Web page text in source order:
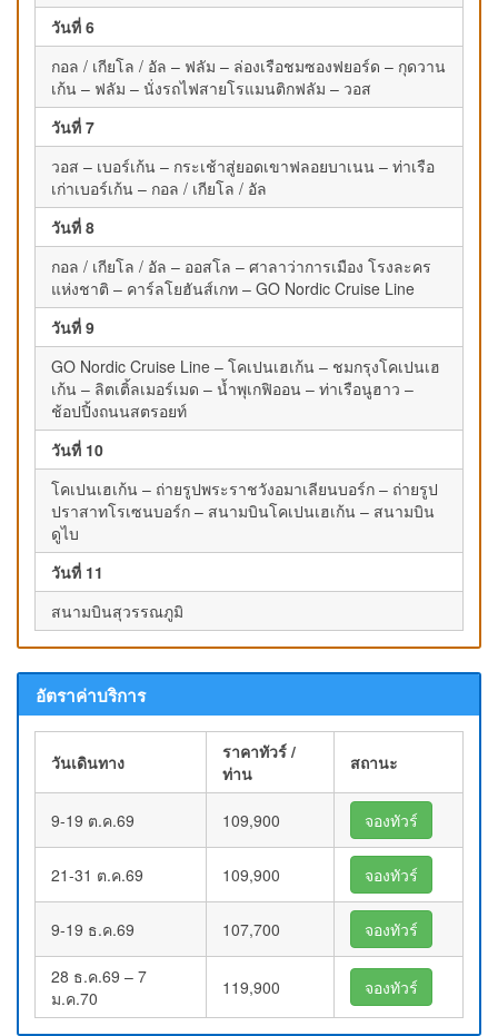
วันที่ 6
กอล / เกียโล / อัล – ฟลัม – ล่องเรือชมซองฟยอร์ด – กุดวาน
เก้น – ฟลัม – นั่งรถไฟสายโรแมนติกฟลัม – วอส
วันที่ 7
วอส – เบอร์เก้น – กระเช้าสู่ยอดเขาฟลอยบาเนน – ท่าเรือ
เก่าเบอร์เก้น – กอล / เกียโล / อัล
วันที่ 8
กอล / เกียโล / อัล – ออสโล – ศาลาว่าการเมือง โรงละคร
แห่งชาติ – คาร์ลโยฮันส์เกท – GO Nordic Cruise Line
วันที่ 9
GO Nordic Cruise Line – โคเปนเฮเก้น – ชมกรุงโคเปนเฮ
เก้น – ลิตเติ้ลเมอร์เมด – น้ำพุเกฟิออน – ท่าเรือนูฮาว –
ช้อปปิ้งถนนสตรอยท์
วันที่ 10
โคเปนเฮเก้น – ถ่ายรูปพระราชวังอมาเลียนบอร์ก – ถ่ายรูป
ปราสาทโรเซนบอร์ก – สนามบินโคเปนเฮเก้น – สนามบิน
ดูไบ
วันที่ 11
สนามบินสุวรรณภูมิ
อัตราค่าบริการ
วันเดินทาง
ราคาทัวร์ /
ท่าน
สถานะ
9-19 ต.ค.69 109,900 จองทัวร์
21-31 ต.ค.69 109,900 จองทัวร์
9-19 ธ.ค.69 107,700 จองทัวร์
28 ธ.ค.69 – 7
ม.ค.70
119,900 จองทัวร์